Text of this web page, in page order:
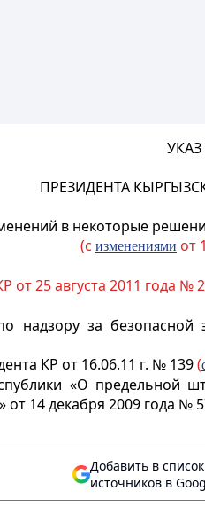
УКАЗ
ПРЕЗИДЕНТА
в некоторые
(с изменениями от
от 25 августа 2011 года №
надзору за
КР от 16.06.11 г. № 139(
«О предельной
от 14 декабря 2009 года
Добавить в
источников в